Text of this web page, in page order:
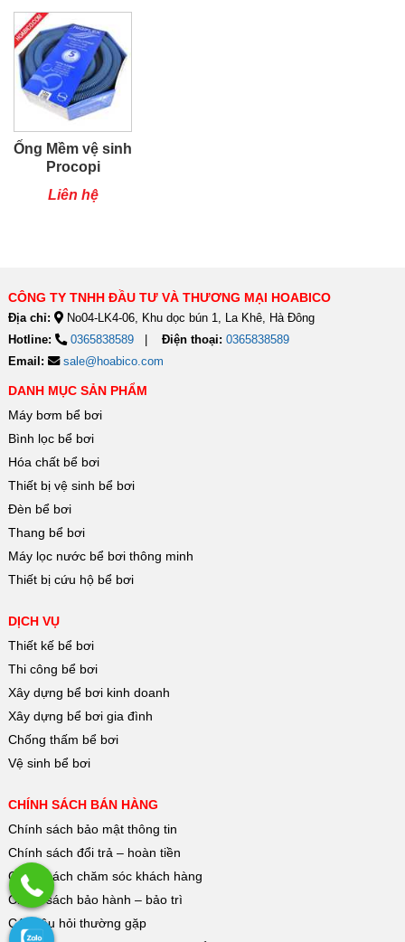
Ống Mềm vệ sinh
Procopi
Liên hệ
CÔNG TY TNHH ĐẦU TƯ VÀ THƯƠNG MẠI HOABICO
Địa chỉ:
No04-LK4-06, Khu dọc bún 1, La Khê, Hà Đông
Hotline:
0365838589 Điện thoại: 0365838589
Email:
sale@hoabico.com
DANH MỤC SẢN PHẨM
Máy bơm bể bơi
Bình lọc bể bơi
Hóa chất bể bơi
Thiết bị vệ sinh bể bơi
Đèn bể bơi
Thang bể bơi
Máy lọc nước bể bơi thông minh
Thiết bị cứu hộ bể bơi
DỊCH VỤ
Thiết kế bể bơi
Thi công bể bơi
Xây dựng bể bơi kinh doanh
Xây dựng bể bơi gia đình
Chống thấm bể bơi
Vệ sinh bể bơi
CHÍNH SÁCH BÁN HÀNG
Chính sách bảo mật thông tin
Chính sách đổi trả – hoàn tiền
Chính sách chăm sóc khách hàng
Chính sách bảo hành – bảo trì
Các câu hỏi thường gặp